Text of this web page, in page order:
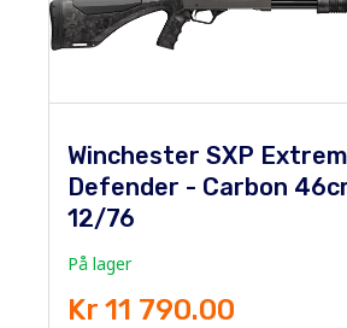
Winchester SXP
Defender - Carbon
12/76
På lager
Kr 11 790.00